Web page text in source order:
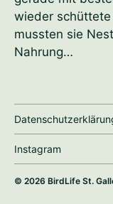
wieder
mussten sie
Nahrung…
Instagram
© 2026 BirdLife St.